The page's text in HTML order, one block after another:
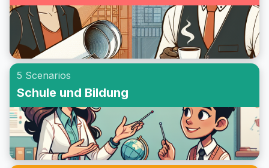
5 Scenarios
Schule und Bildung